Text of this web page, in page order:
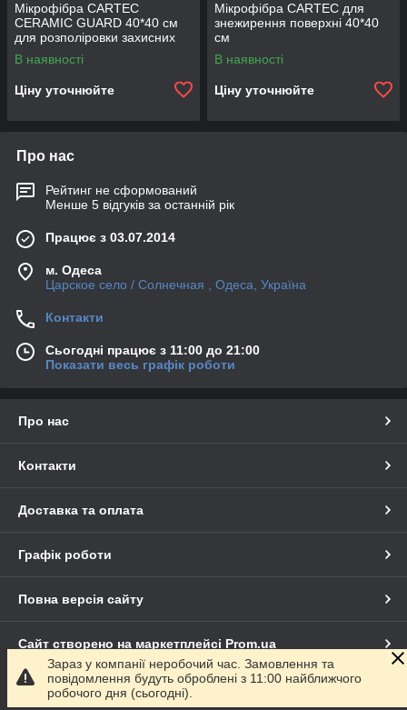
Мікрофібра CARTEC
CERAMIC GUARD 40*40 см
для розполіровки захисних
покриттів
В наявності
Ціну уточнюйте
Мікрофібра CARTEC для
знежирення поверхні 40*40
см
В наявності
Ціну уточнюйте
Про нас
Рейтинг не сформований
Менше 5 відгуків за останній рік
Працює з 03.07.2014
м. Одеса
Царское село / Солнечная , Одеса, Україна
Контакти
Сьогодні працює з 11:00 до 21:00
Показати весь графік роботи
Про нас
Контакти
Доставка та оплата
Графік роботи
Повна версія сайту
Сайт створено на маркетплейсі Prom.ua
Політика конфіденційності
Зараз у компанії неробочий час. Замовлення та
повідомлення будуть оброблені з 11:00 найближчого
робочого дня (сьогодні).